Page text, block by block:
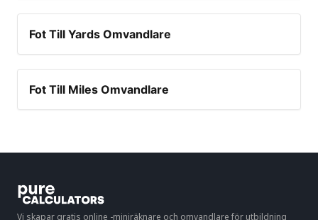
Fot Till Yards Omvandlare
Fot Till Miles Omvandlare
Vi skapar gratis online -miniräknare och omvandlare för utbildning